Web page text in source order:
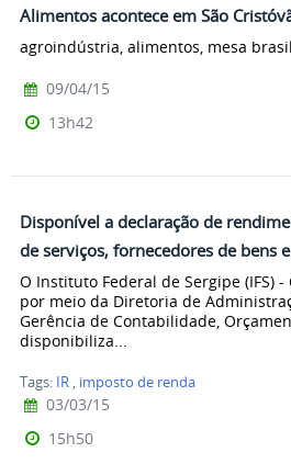
Alimentos acontece em São
agroindústria, alimentos, mesa brasil
09/04/15
13h42
Disponível a declaração de
de serviços, fornecedores de bens
O Instituto Federal de Sergipe (IFS) -
por meio da Diretoria de
Gerência de Contabilidade,
disponibiliza...
Tags: IR , imposto de renda
03/03/15
15h50